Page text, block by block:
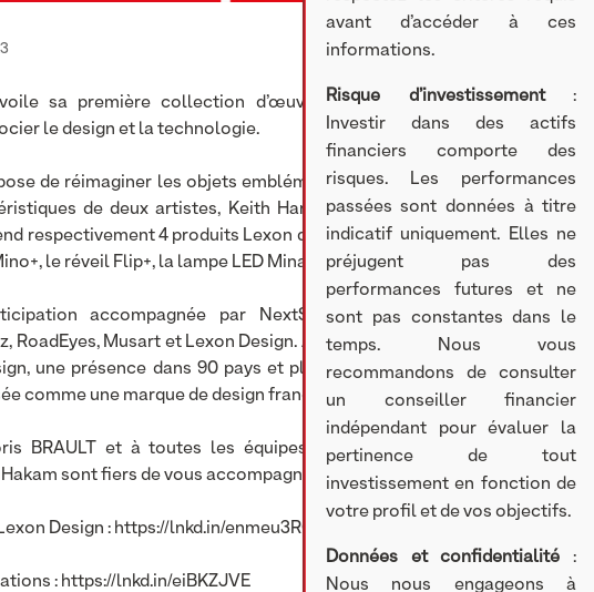
sa première collection d’œuvres d’art tout en poursuivant son
le design et la technologie.
de réimaginer les objets emblématiques de la marque en y intégrant
de deux artistes, Keith Haring et Jean-Michel Basquiat. Cette
respectivement 4 produits Lexon déclinés en 4 motifs reconnaissables
le réveil Flip+, la lampe LED Mina et la radio Tykho 3.
accompagnée par NextStage AM depuis 2015, réuni les
RoadEyes, Musart et Lexon Design. Avec près de 30 ans d’existence, plus
une présence dans 90 pays et plus de 6 000 points de vente, Lexon
comme une marque de design française connue dans le monde entier.
BRAULT et à toutes les équipes de BOW Group. Nicolas de Saint
sont fiers de vous accompagner.
Design : https://lnkd.in/enmeu3RQ
: https://lnkd.in/eiBKZJVE
avant d’accéder à ces
informations.
Risque d’investissement:
Investir dans des actifs
financiers comporte des
risques. Les performances
passées sont données à titre
indicatif uniquement. Elles ne
préjugent pas des
performances futures et ne
sont pas constantes dans le
temps. Nous vous
recommandons de consulter
un conseiller financier
indépendant pour évaluer la
pertinence de tout
investissement en fonction de
votre profil et de vos objectifs.
Données et confidentialité :
Nous nous engageons à